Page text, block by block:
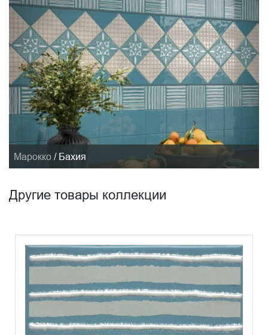
Марокко / Бахия
Другие товары коллекции